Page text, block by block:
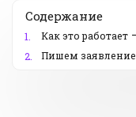
Содержание
1.
Как это работает
2.
Пишем заявление